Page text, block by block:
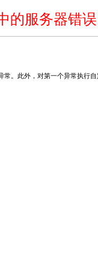
的服务器错误
常。此外，对第一个异常执行